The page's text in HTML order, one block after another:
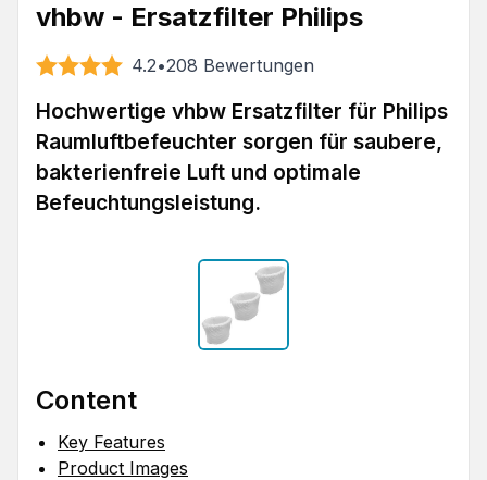
vhbw - Ersatzfilter Philips
4.2•208 Bewertungen
Hochwertige vhbw Ersatzfilter für Philips
Raumluftbefeuchter sorgen für saubere,
bakterienfreie Luft und optimale
Befeuchtungsleistung.
Content
Key Features
Product Images